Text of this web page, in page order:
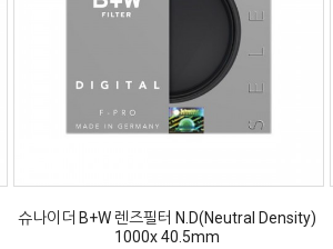
슈나이더 B+W 렌즈필터 N.D(Neutral Density)
1000x 40.5mm